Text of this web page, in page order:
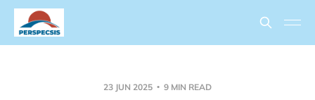
23 JUN 2025 9 MIN READ